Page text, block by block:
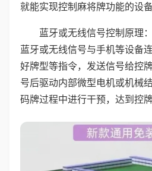
就能实现控制麻将牌功能的设备
蓝牙或无线信号控制原理
蓝牙或无线信号与手机等设备
好牌型等指令，发送信号给控
号后驱动内部微型电机或机械
码牌过程中进行干预，达到控牌